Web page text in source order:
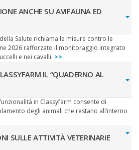
ANCHE SU AVIFAUNA ED
Salute richiama le misure contro le
2026 rafforzato il monitoraggio integrato
e nei cavalli. >>
IL “QUADERNO AL
in Classyfarm consente di
degli animali che restano all’interno
SULLE ATTIVITÀ VETERINARIE